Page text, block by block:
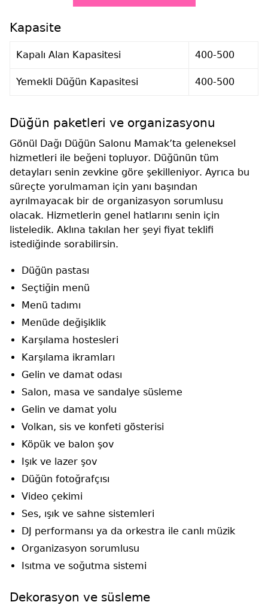
Kapasite
Kapalı Alan Kapasitesi 400-500
Yemekli Düğün Kapasitesi 400-500
Düğün paketleri ve organizasyonu
Gönül Dağı Düğün Salonu Mamak’ta geleneksel
hizmetleri ile beğeni topluyor. Düğünün tüm
detayları senin zevkine göre şekilleniyor. Ayrıca bu
süreçte yorulmaman için yanı başından
ayrılmayacak bir de organizasyon sorumlusu
olacak. Hizmetlerin genel hatlarını senin için
listeledik. Aklına takılan her şeyi fiyat teklifi
istediğinde sorabilirsin.
Düğün pastası
Seçtiğin menü
Menü tadımı
Menüde değişiklik
Karşılama hostesleri
Karşılama ikramları
Gelin ve damat odası
Salon, masa ve sandalye süsleme
Gelin ve damat yolu
Volkan, sis ve konfeti gösterisi
Köpük ve balon şov
Işık ve lazer şov
Düğün fotoğrafçısı
Video çekimi
Ses, ışık ve sahne sistemleri
DJ performansı ya da orkestra ile canlı müzik
Organizasyon sorumlusu
Isıtma ve soğutma sistemi
Dekorasyon ve süsleme